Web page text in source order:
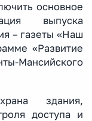
основное
выпуска
– газеты «Наш
«Развитие
Мансийского
здания,
доступа и